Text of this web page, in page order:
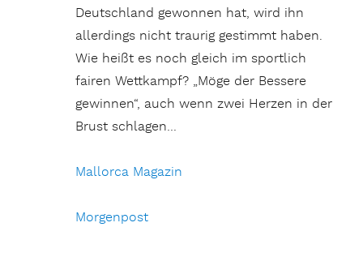
Deutschland gewonnen hat, wird ihn
allerdings nicht traurig gestimmt haben.
Wie heißt es noch gleich im sportlich
fairen Wettkampf? „Möge der Bessere
gewinnen“, auch wenn zwei Herzen in der
Brust schlagen…
Mallorca Magazin
Morgenpost